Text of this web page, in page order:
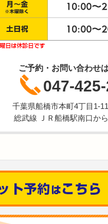
ご予約・お問い合わせ
047-
千葉県船橋市本町4丁目1-
総武線 ＪＲ船橋駅南口か